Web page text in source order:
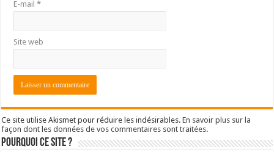
E-mail*
Site web
Ce site utilise Akismet pour réduire les indésirables.En savoir plus sur la
façon dont les données de vos commentaires sont traitées.
Pourquoi ce site ?